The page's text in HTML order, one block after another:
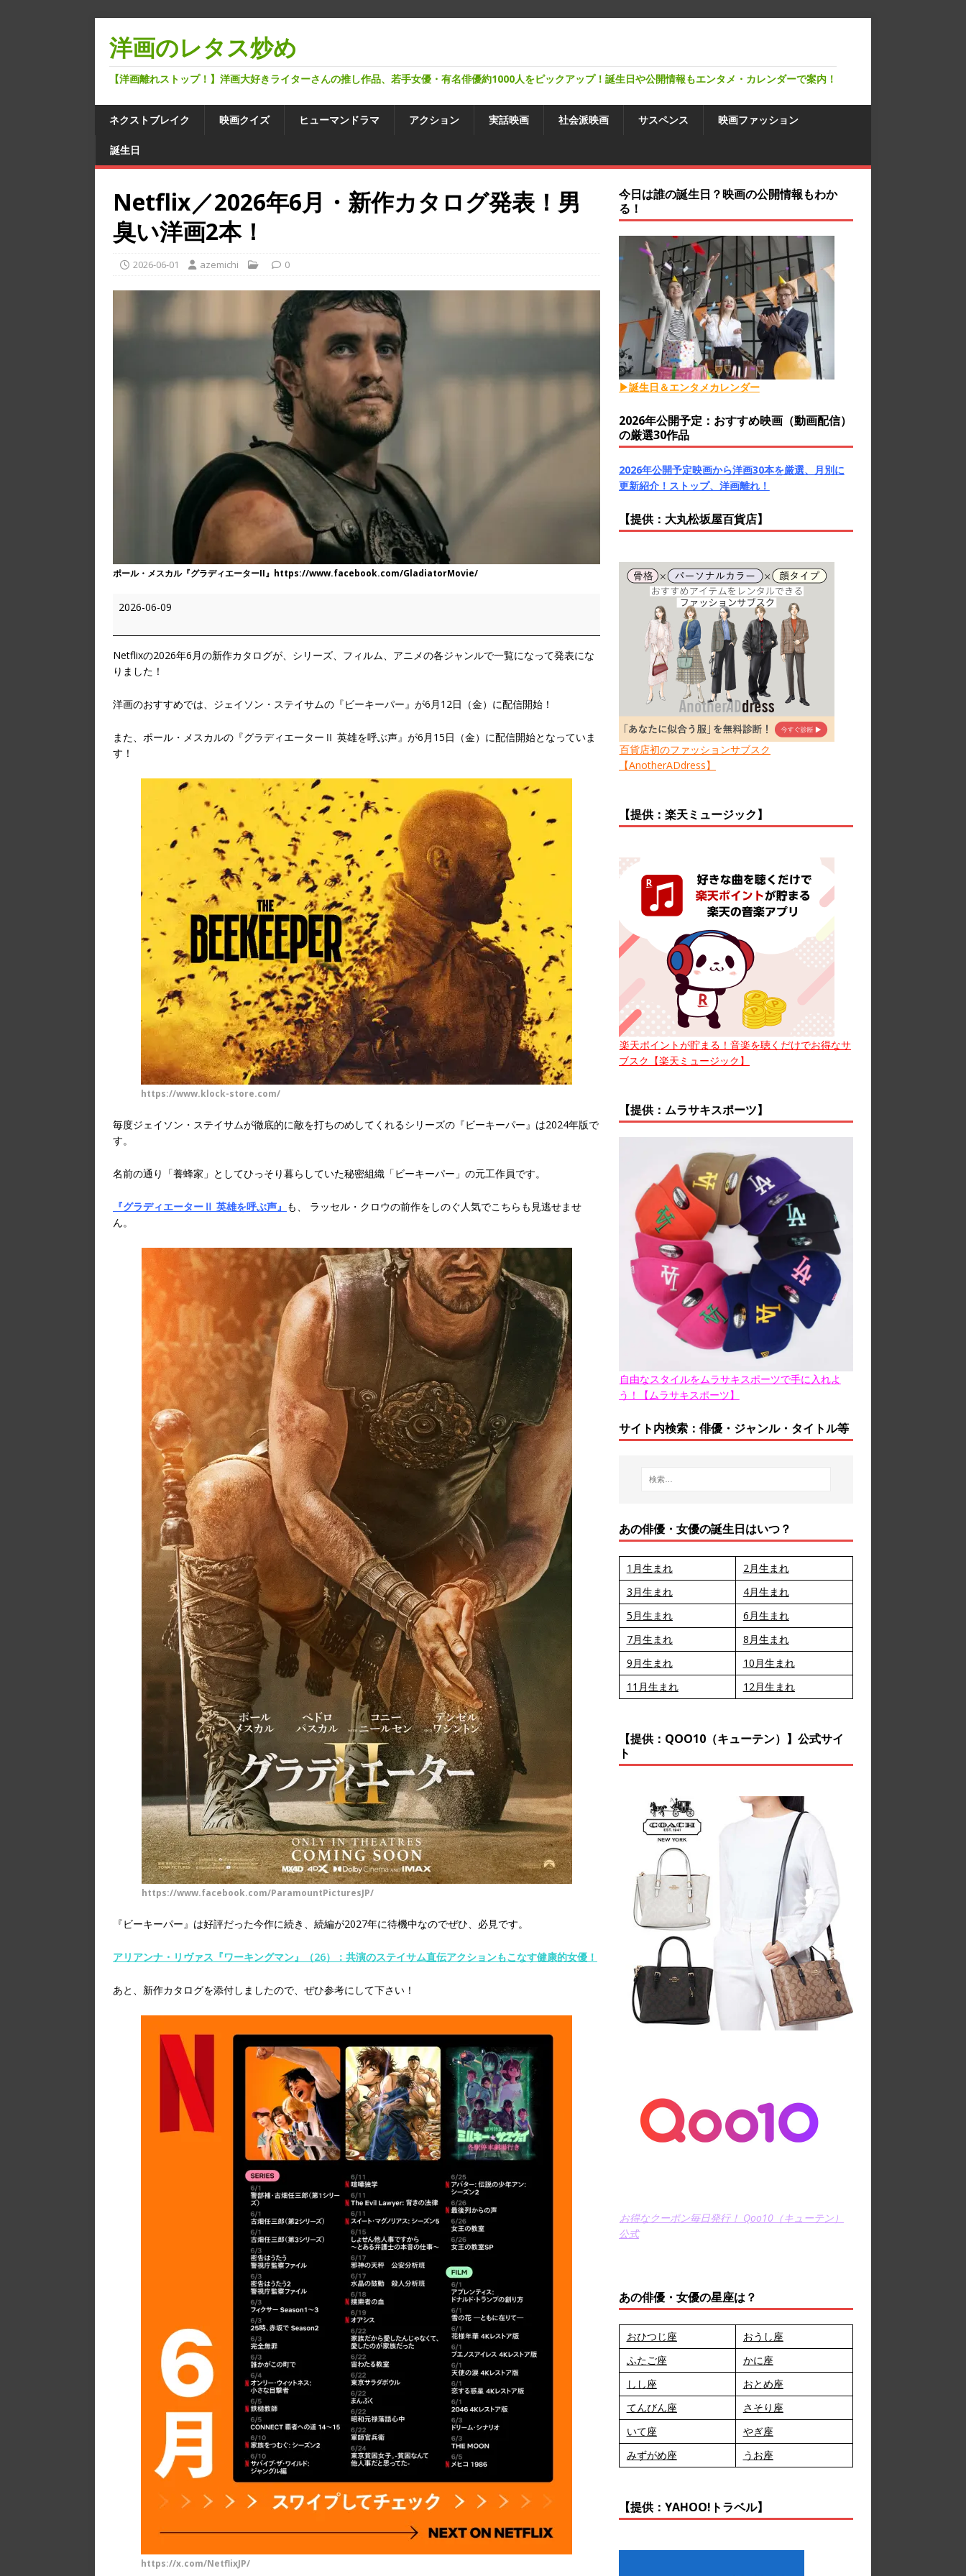
洋画のレタス炒め
【洋画離れストップ！】洋画大好きライターさんの推し作品、若手女優・有名俳優約1000人をピックアップ！誕生日や公開情報もエンタメ・カレンダーで案内！
ネクストブレイク 映画クイズ ヒューマンドラマ アクション 実話映画 社会派映画 サスペンス 映画ファッション
誕生日
Netflix／2026年6月・新作カタログ発表！男
臭い洋画2本！
2026-06-01 azemichi 0
ポール・メスカル『グラディエーターII』https://www.facebook.com/GladiatorMovie/
2026-06-09
Netflixの2026年6月の新作カタログが、シリーズ、フィルム、アニメの各ジャンルで一覧になって発表にな
りました！
洋画のおすすめでは、ジェイソン・ステイサムの『ビーキーパー』が6月12日（金）に配信開始！
また、ポール・メスカルの『グラディエーターⅡ 英雄を呼ぶ声』が6月15日（金）に配信開始となっていま
す！
https://www.klock-store.com/
毎度ジェイソン・ステイサムが徹底的に敵を打ちのめしてくれるシリーズの『ビーキーパー』は2024年版で
す。
名前の通り「養蜂家」としてひっそり暮らしていた秘密組織「ビーキーパー」の元工作員です。
『グラディエーターⅡ 英雄を呼ぶ声』 も、 ラッセル・クロウの前作をしのぐ人気でこちらも見逃せませ
ん。
https://www.facebook.com/ParamountPicturesJP/
『ビーキーパー』は好評だった今作に続き、続編が2027年に待機中なのでぜひ、必見です。
アリアンナ・リヴァス『ワーキングマン』（26）：共演のステイサム直伝アクションもこなす健康的女優！
あと、新作カタログを添付しましたので、ぜひ参考にして下さい！
https://x.com/NetflixJP/
今日は誰の誕生日？映画の公開情報もわか
る！
▶誕生日＆エンタメカレンダー
2026年公開予定：おすすめ映画（動画配信）
の厳選30作品
2026年公開予定映画から洋画30本を厳選、月別に
更新紹介！ストップ、洋画離れ！
【提供：大丸松坂屋百貨店】
百貨店初のファッションサブスク
【AnotherADdress】
【提供：楽天ミュージック】
楽天ポイントが貯まる！音楽を聴くだけでお得なサ
ブスク【楽天ミュージック】
【提供：ムラサキスポーツ】
自由なスタイルをムラサキスポーツで手に入れよ
う！【ムラサキスポーツ】
サイト内検索：俳優・ジャンル・タイトル等
あの俳優・女優の誕生日はいつ？
1月生まれ
2月生まれ
3月生まれ
4月生まれ
5月生まれ
6月生まれ
7月生まれ
8月生まれ
9月生まれ
10月生まれ
11月生まれ
12月生まれ
【提供：QOO10（キューテン）】公式サイ
ト
お得なクーポン毎日発行！ Qoo10（キューテン）
公式
あの俳優・女優の星座は？
おひつじ座
おうし座
ふたご座
かに座
しし座
おとめ座
てんびん座
さそり座
いて座
やぎ座
みずがめ座
うお座
【提供：YAHOO!トラベル】